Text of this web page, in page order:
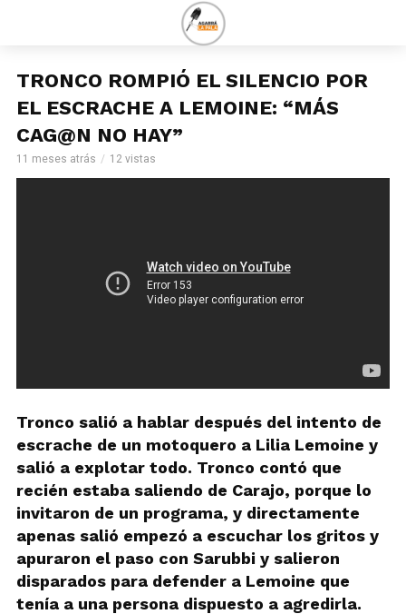
TRONCO ROMPIÓ EL SILENCIO POR
EL ESCRACHE A LEMOINE: “MÁS
CAG@N NO HAY”
11 meses atrás 12 vistas
Tronco salió a hablar después del intento de
escrache de un motoquero a Lilia Lemoine y
salió a explotar todo. Tronco contó que
recién estaba saliendo de Carajo, porque lo
invitaron de un programa, y directamente
apenas salió empezó a escuchar los gritos y
apuraron el paso con Sarubbi y salieron
disparados para defender a Lemoine que
tenía a una persona dispuesto a agredirla.